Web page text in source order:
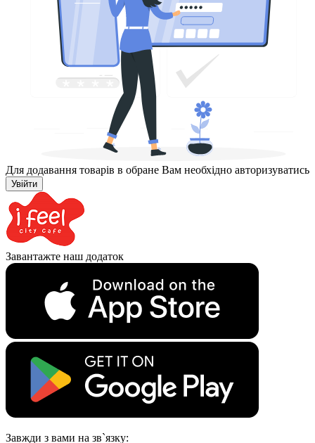
Для додавання товарів в обране Вам необхідно авторизуватись
Увійти
Завантажте наш додаток
Завжди з вами на зв`язку: